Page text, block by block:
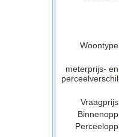
Woontype
meterprijs- en
perceelverschil
Vraagprijs
Binnenopp
Perceelopp